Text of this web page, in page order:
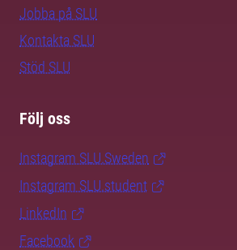
Jobba på SLU
Kontakta SLU
Stöd SLU
Följ oss
Instagram SLU.Sweden
Instagram SLU.student
LinkedIn
Facebook